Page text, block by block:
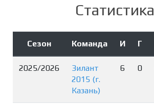
Статистика
Сезон Команда И Г
2025/2026
Зилант
2015 (г.
Казань)
6 0